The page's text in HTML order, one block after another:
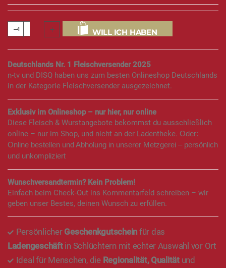
WILL ICH HABEN
Deutschlands Nr. 1 Fleischversender 2025
n-tv und DISQ haben uns zum besten Onlineshop Deutschlands
in der Kategorie Fleischversender ausgezeichnet.
Exklusiv im Onlineshop – nur hier, nur online
Diese Fleisch & Wurstangebote bekommst du ausschließlich
online – nur im Shop, und nicht an der Ladentheke. Oder:
Online bestellen und Abholung in unserer Metzgerei – persönlich
und unkompliziert
Wunschversandtermin? Kein Problem!
Einfach beim Check-Out ins Kommentarfeld schreiben – wir
geben unser Bestes, deinen Wunsch zu erfüllen.
Persönlicher Geschenkgutschein für das
Ladengeschäftin Schlüchtern mit echter Auswahl vor Ort
Ideal für Menschen, die Regionalität, Qualitätund